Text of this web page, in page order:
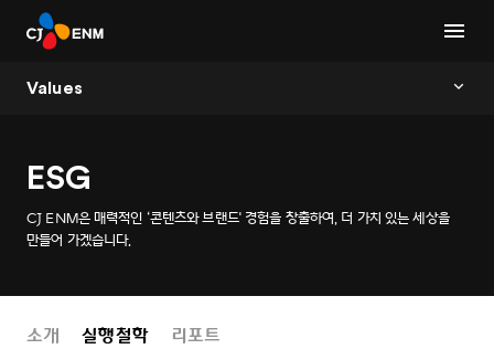
Values
ESG
CJ ENM은 매력적인 ‘콘텐츠와 브랜드' 경험을 창출하여, 더 가치 있는 세상을
만들어 가겠습니다.
소개 실행철학 리포트